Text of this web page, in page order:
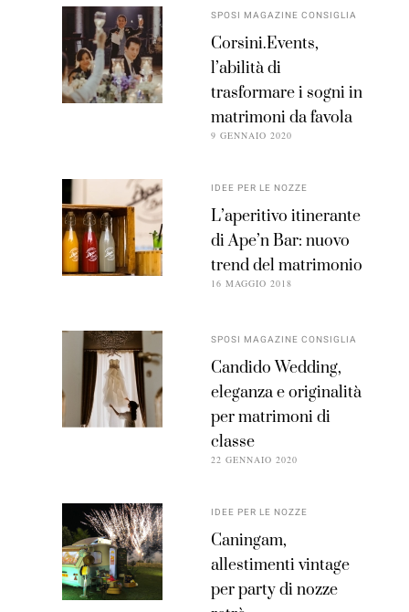
SPOSI MAGAZINE CONSIGLIA
Corsini.Events,
l’abilità di
trasformare i sogni in
matrimoni da favola
9 GENNAIO 2020
IDEE PER LE NOZZE
L’aperitivo itinerante
di Ape’n Bar: nuovo
trend del matrimonio
16 MAGGIO 2018
SPOSI MAGAZINE CONSIGLIA
Candido Wedding,
eleganza e originalità
per matrimoni di
classe
22 GENNAIO 2020
IDEE PER LE NOZZE
Caningam,
allestimenti vintage
per party di nozze